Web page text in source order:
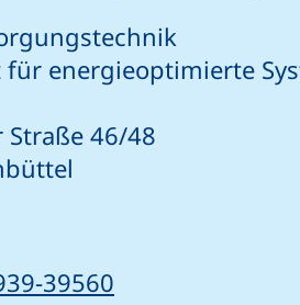
für energieoptimierte
Straße 46/48
39560